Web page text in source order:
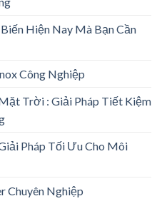
Hiện Nay Mà Bạn Cần
Công Nghiệp
Trời : Giải Pháp Tiết Kiệm
Pháp Tối Ưu Cho Môi
Chuyên Nghiệp